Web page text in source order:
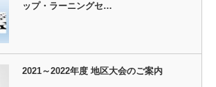
ップ・ラーニングセ…
2021～2022年度 地区大会のご案内